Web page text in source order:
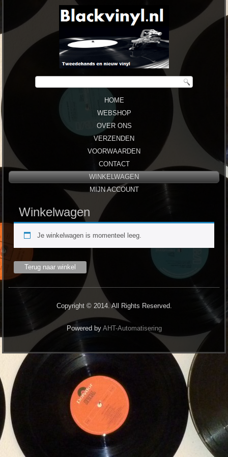
HOME
WEBSHOP
OVER ONS
VERZENDEN
VOORWAARDEN
CONTACT
WINKELWAGEN
MIJN ACCOUNT
Winkelwagen
Je winkelwagen is momenteel leeg.
Terug naar winkel
Copyright © 2014. All Rights Reserved.
Powered by AHT-Automatisering